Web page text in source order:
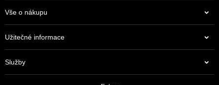
více zboží než všichni ostatní výrobci dohromady. Má k tomu
materiály, jaké se používají. A mají jich hodně. Prakticky na
jakoukoli motorku či čtyřkolku.
Vše o nákupu
Užitečné informace
Služby